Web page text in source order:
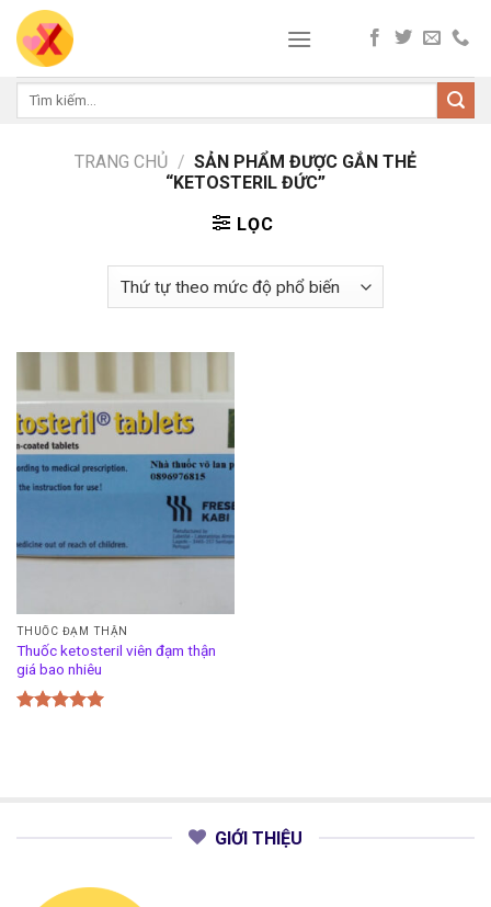
Skip
content
Tìm
TRANG CHỦ / SẢN PHẨM ĐƯỢC GẮN THẺ
“KETOSTERIL ĐỨC”
LỌC
THUỐC ĐẠM THẬN
Thuốc ketosteril viên đạm thận
giá bao nhiêu
GIỚI THIỆU